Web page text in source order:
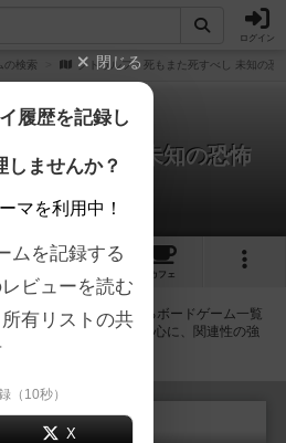
ログイン
の検索 クトゥルフ：死もまた死すべし 未知の恐
また死すべし 未知の恐怖
/関連作品 5件
1
カフェ
知の恐怖に紐付いているボードゲーム一覧
などの同じシリーズを中心に、関連性の強
閉じる
履歴を記録し
しませんか？
マを利用中！
ムを記録する
ビューを読む
有リストの共
（10秒）
X